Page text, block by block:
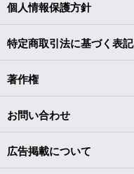
個人情報保護方針
特定商取引法に基づく表記
著作権
お問い合わせ
広告掲載について